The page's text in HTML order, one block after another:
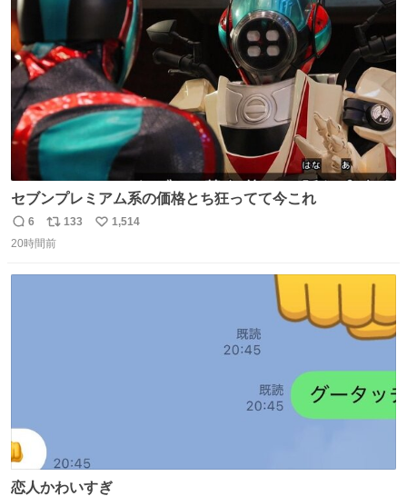
セブンプレミアム系の価格とち狂ってて今これ
返
信
6
リ
ポ
133
い
1,514
20時間前
恋人かわいすぎ